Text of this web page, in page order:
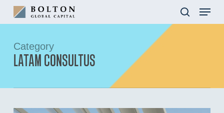
Skip
content
search
Menu
Category
LATAM CONSULTUS